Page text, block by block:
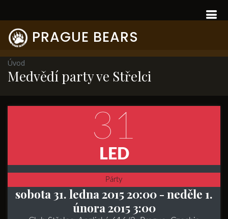
PRAGUE BEARS
Úvod
Medvědí party ve Střelci
31
LED
Párty
sobota 31. ledna 2015 20:00- neděle 1.
února 2015 3:00